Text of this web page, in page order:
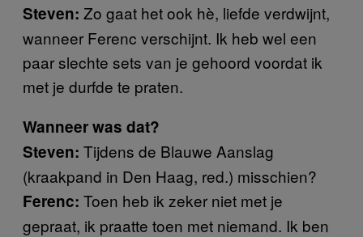
Steven: Zo gaat het ook hè, liefde verdwijnt,
wanneer Ferenc verschijnt. Ik heb wel een
paar slechte sets van je gehoord voordat ik
met je durfde te praten.
Wanneer was dat?
Steven: Tijdens de Blauwe Aanslag
(kraakpand in Den Haag, red.) misschien?
Ferenc: Toen heb ik zeker niet met je
gepraat, ik praatte toen met niemand. Ik ben